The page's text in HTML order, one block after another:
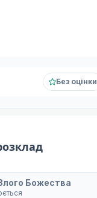
Без оцінки
Божества